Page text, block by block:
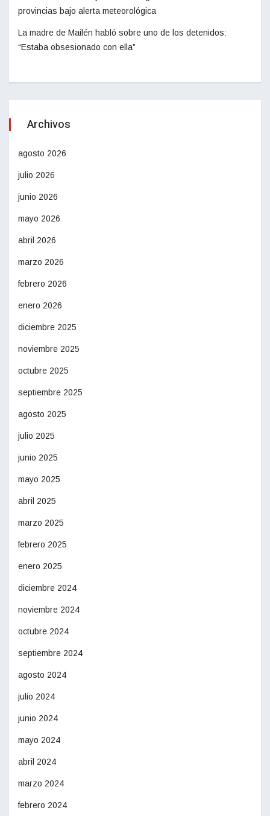
provincias bajo alerta meteorológica
La madre de Mailén habló sobre uno de los detenidos:
“Estaba obsesionado con ella”
Archivos
agosto 2026
julio 2026
junio 2026
mayo 2026
abril 2026
marzo 2026
febrero 2026
enero 2026
diciembre 2025
noviembre 2025
octubre 2025
septiembre 2025
agosto 2025
julio 2025
junio 2025
mayo 2025
abril 2025
marzo 2025
febrero 2025
enero 2025
diciembre 2024
noviembre 2024
octubre 2024
septiembre 2024
agosto 2024
julio 2024
junio 2024
mayo 2024
abril 2024
marzo 2024
febrero 2024